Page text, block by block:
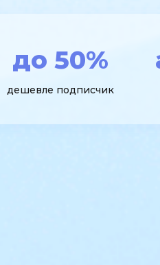
до 50%
дешевле подписчик